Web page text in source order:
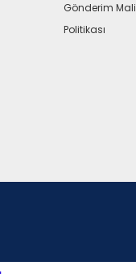
Gönderim
Politikası